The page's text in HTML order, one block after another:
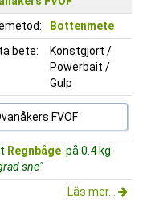
Bottenmete
bete:
Konstgjort /
Powerbait /
Gulp
FVOF
Regnbåge på 0.4 kg.
sne"
Läs mer...